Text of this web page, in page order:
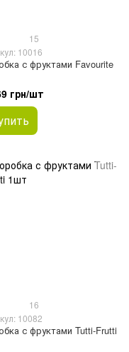
15
10016
с фруктами Favourite
грн/шт
16
10082
с фруктами Tutti-Frutti